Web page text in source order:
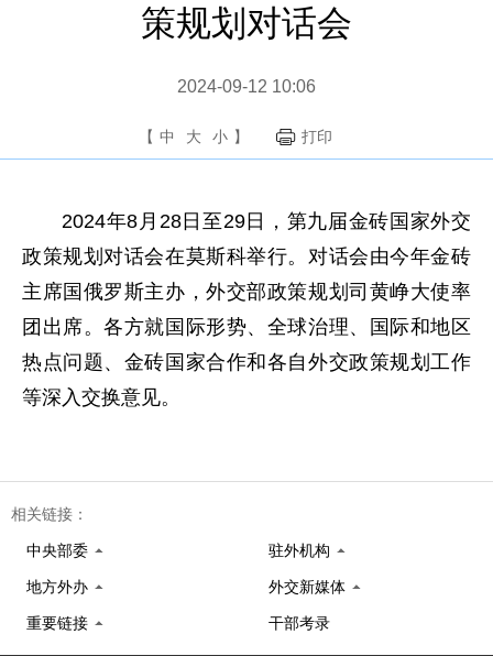
策规划对话会
2024-09-12 10:06
【 中 大 小 】 打印
2024年8月28日至29日，第九届金砖国家外交
政策规划对话会在莫斯科举行。对话会由今年金砖
主席国俄罗斯主办，外交部政策规划司黄峥大使率
团出席。各方就国际形势、全球治理、国际和地区
热点问题、金砖国家合作和各自外交政策规划工作
等深入交换意见。
相关链接：
中央部委 驻外机构
地方外办 外交新媒体
重要链接 干部考录